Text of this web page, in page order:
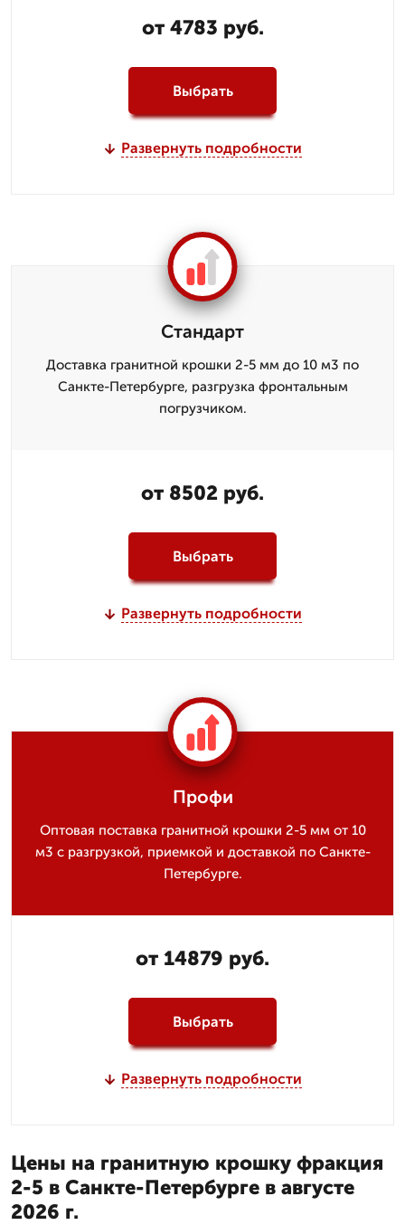
от 4783 руб.
Выбрать
Развернуть подробности
Стандарт
Доставка гранитной крошки 2-5 мм до 10 м3 по
Санкте-Петербурге, разгрузка фронтальным
погрузчиком.
от 8502 руб.
Выбрать
Развернуть подробности
Профи
Оптовая поставка гранитной крошки 2-5 мм от 10
м3 с разгрузкой, приемкой и доставкой по Санкте-
Петербурге.
от 14879 руб.
Выбрать
Развернуть подробности
Цены на гранитную крошку фракция
2-5 в Санкте-Петербурге в августе
2026 г.